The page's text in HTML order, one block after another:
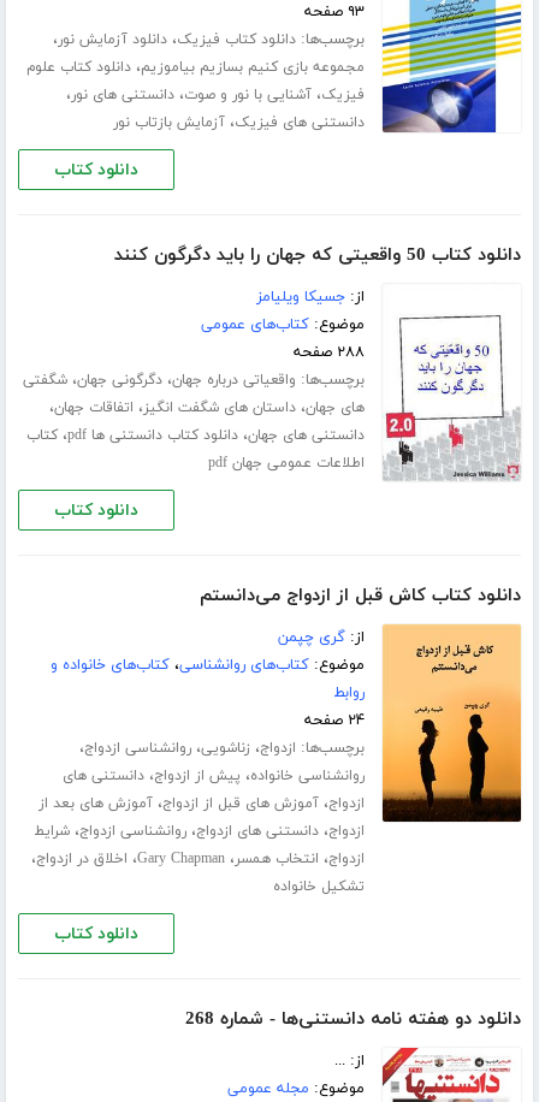
۹۳ صفحه
برچسب‌ها:دانلود کتاب فیزیک،دانلود آزمایش نور،
مجموعه بازی کنیم بسازیم بیاموزیم،دانلود کتاب علوم
فیزیک،آشنایی با نور و صوت،دانستنی های نور،
دانستنی های فیزیک،آزمایش بازتاب نور
دانلود کتاب
دانلود کتاب 50 واقعیتی که جهان را باید دگرگون کنند
از:جسیکا ویلیامز
موضوع:کتاب‌های عمومی
۲۸۸ صفحه
برچسب‌ها: واقعیاتی درباره جهان،دگرگونی جهان،شگفتی
های جهان،داستان های شگفت انگیز، اتفاقات جهان،
دانستنی های جهان،دانلود کتاب دانستنی ها pdf ،کتاب
اطلاعات عمومی جهان pdf
دانلود کتاب
دانلود کتاب کاش قبل از ازدواج می‌‌‌‌دانستم
از:گری چپمن
موضوع:کتاب‌های روانشناسی،کتاب‌های خانواده و
روابط
۲۴ صفحه
برچسب‌ها: ازدواج، زناشویی،روانشناسی ازدواج،
روانشناسی خانواده، پیش از ازدواج،دانستنی های
ازدواج،آموزش های قبل از ازدواج،آموزش های بعد از
ازدواج،دانستنی های ازدواج،روانشناسی ازدواج،شرایط
ازدواج، انتخاب همسر،Gary Chapman، اخلاق در ازدواج،
تشکیل خانواده
دانلود کتاب
دانلود دو هفته نامه دانستنی‌ها - شماره 268
از: ...
موضوع: مجله عمومی